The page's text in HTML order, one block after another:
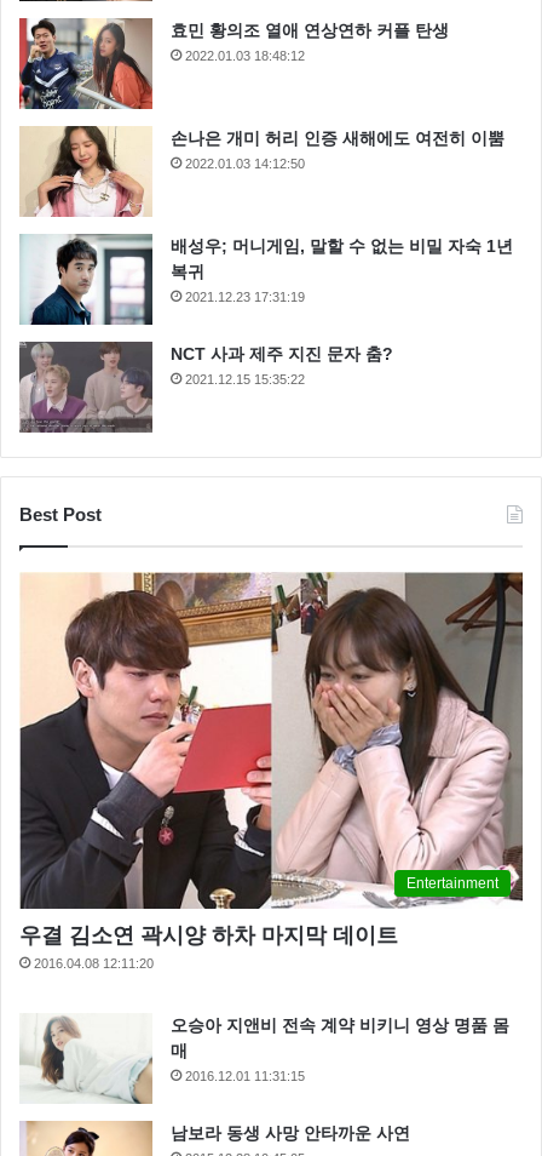
효민 황의조 열애 연상연하 커플 탄생
2022.01.03 18:48:12
손나은 개미 허리 인증 새해에도 여전히 이뿜
2022.01.03 14:12:50
배성우; 머니게임, 말할 수 없는 비밀 자숙 1년
복귀
2021.12.23 17:31:19
NCT 사과 제주 지진 문자 춤?
2021.12.15 15:35:22
Best Post
Entertainment
우결 김소연 곽시양 하차 마지막 데이트
2016.04.08 12:11:20
오승아 지앤비 전속 계약 비키니 영상 명품 몸
매
2016.12.01 11:31:15
남보라 동생 사망 안타까운 사연